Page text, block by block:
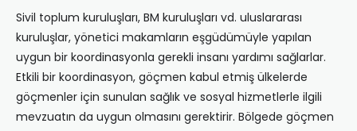
Sivil toplum kuruluşları, BM kuruluşları vd. uluslararası
kuruluşlar, yönetici makamların eşgüdümüyle yapılan
uygun bir koordinasyonla gerekli insanı yardımı sağlarlar.
Etkili bir koordinasyon, göçmen kabul etmiş ülkelerde
göçmenler için sunulan sağlık ve sosyal hizmetlerle ilgili
mevzuatın da uygun olmasını gerektirir. Bölgede göçmen